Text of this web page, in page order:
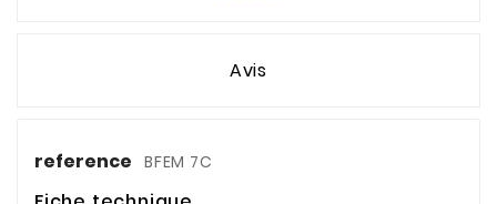
Avis
reference BFEM 7C